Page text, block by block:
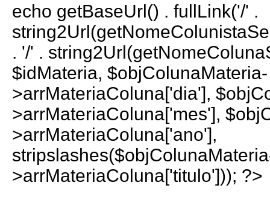
echo getBaseUrl() . fullLink('/' .
. '/' .
$idMateria, $objColunaMateria-
>arrMateriaColuna['dia'],
>arrMateriaColuna['mes'],
>arrMateriaColuna['ano'],
>arrMateriaColuna['titulo'])); ?>